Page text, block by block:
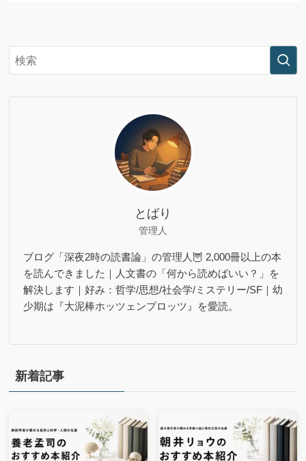
とばり
管理人
ブログ「深夜2時の読書論」の管理人🦉 2,000冊以上の本
を読んできました｜人文書の「何から読めばいい？」を
解決します｜好み：哲学/思想/社会学/ミステリー/SF｜幼
少期は『大泥棒ホッツェンプロッツ』を愛読。
新着記事